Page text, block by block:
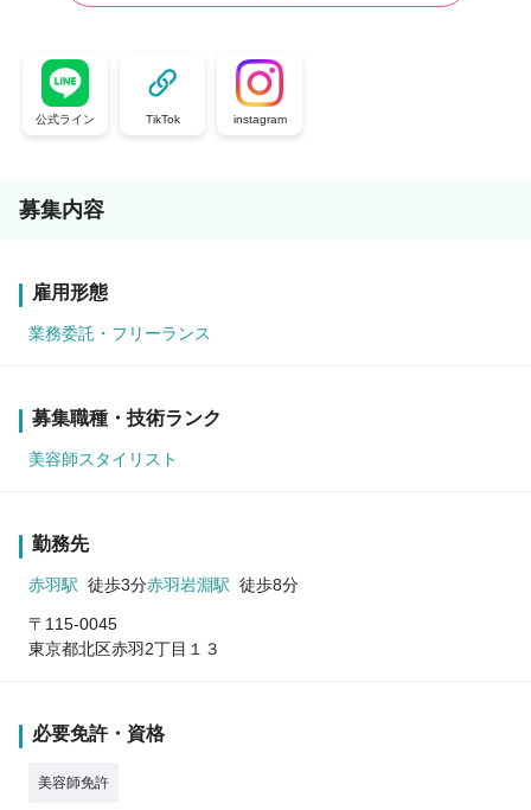
公式ライン TikTok instagram
募集内容
雇用形態
業務委託・フリーランス
募集職種・技術ランク
美容師スタイリスト
勤務先
赤羽駅 徒歩3分赤羽岩淵駅 徒歩8分
〒115-0045
東京都北区赤羽2丁目１３
必要免許・資格
美容師免許